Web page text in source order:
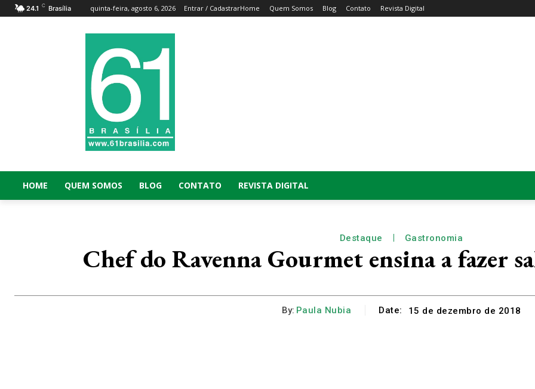
24.1 C Brasília quinta-feira, agosto 6, 2026 Entrar / CadastrarHome Quem Somos Blog Contato Revista Digital
HOME QUEM SOMOS BLOG CONTATO REVISTA DIGITAL
Destaque Gastronomia
Chef do Ravenna Gourmet ensina a fazer
By: Paula Nubia Date: 15 de dezembro de 2018